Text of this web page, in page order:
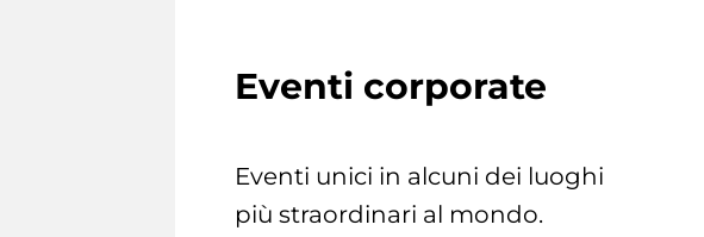
Eventi corporate
Eventi unici in alcuni dei luoghi
più straordinari al mondo.